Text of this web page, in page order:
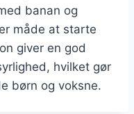
banan og
måde at starte
giver en god
hvilket gør
børn og voksne.